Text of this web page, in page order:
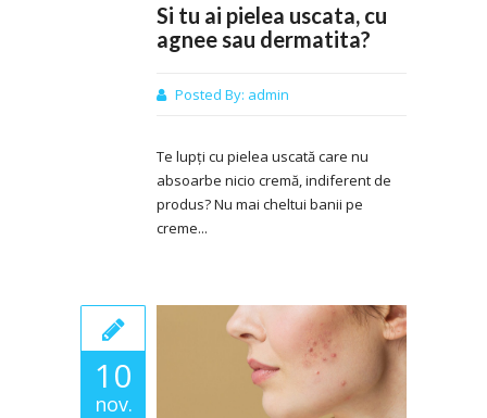
Si tu ai pielea uscata, cu
agnee sau dermatita?
Posted By: admin
Te lupți cu pielea uscată care nu
absoarbe nicio cremă, indiferent de
produs? Nu mai cheltui banii pe
creme...
10
nov.